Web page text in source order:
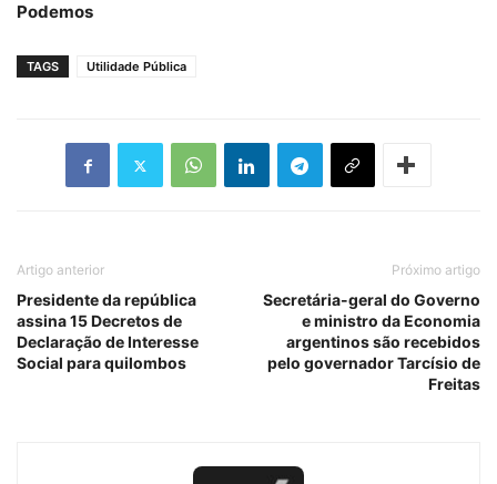
Podemos
TAGS Utilidade Pública
Artigo anterior
Presidente da república
assina 15 Decretos de
Declaração de Interesse
Social para quilombos
Próximo artigo
Secretária-geral do Governo
e ministro da Economia
argentinos são recebidos
pelo governador Tarcísio de
Freitas